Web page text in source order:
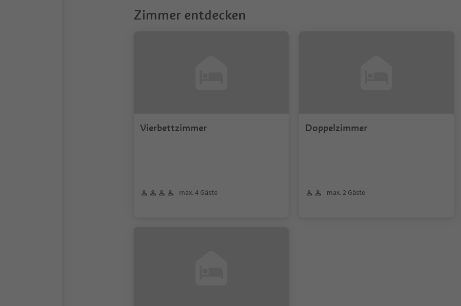
Zimmer entdecken
Vierbettzimmer
max. 4 Gäste
Doppelzimmer
max. 2 Gäste